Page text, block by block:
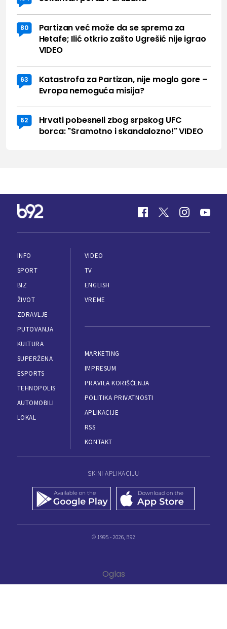
80
Partizan već može da se sprema za
Hetafe; Ilić otkrio zašto Ugrešić nije igrao
VIDEO
63
Katastrofa za Partizan, nije moglo gore –
Evropa nemoguća misija?
62
Hrvati pobesneli zbog srpskog UFC
borca: "Sramotno i skandalozno!" VIDEO
INFO
SPORT
BIZ
ŽIVOT
ZDRAVLJE
PUTOVANJA
KULTURA
SUPERŽENA
ESPORTS
TEHNOPOLIS
AUTOMOBILI
LOKAL
VIDEO
TV
ENGLISH
VREME
MARKETING
IMPRESUM
PRAVILA KORIŠĆENJA
POLITIKA PRIVATNOSTI
APLIKACIJE
RSS
KONTAKT
SKINI APLIKACIJU
© 1995 - 2026, B92